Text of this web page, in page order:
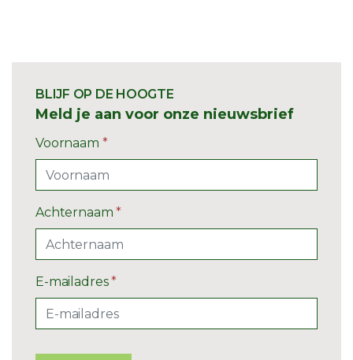
BLIJF OP DE HOOGTE
Meld je aan voor onze nieuwsbrief
Voornaam *
Achternaam*
E-mailadres*